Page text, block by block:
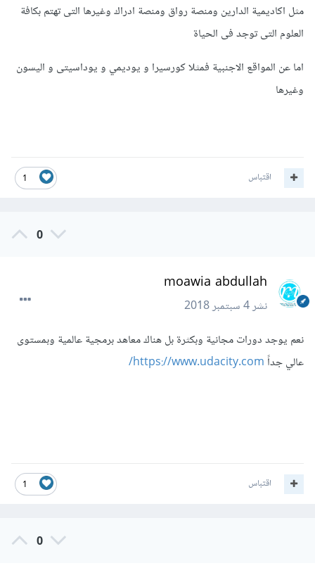
مثل اكاديمية الدارين ومنصة رواق ومنصة ادراك وغيرها التى تهتم بكافة
العلوم التى توجد فى الحياة
اما عن المواقع الاجنبية فمثلا كورسيرا و يوديمي و يوداسيتى و اليسون
وغيرها
1 اقتباس
0
moawia abdullah
نشر4 سبتمبر 2018
نعم يوجد دورات مجانية وبكثرة بل هناك معاهد برمجية عالمية وبمستوى
عالي جداً https://www.udacity.com/
1 اقتباس
0